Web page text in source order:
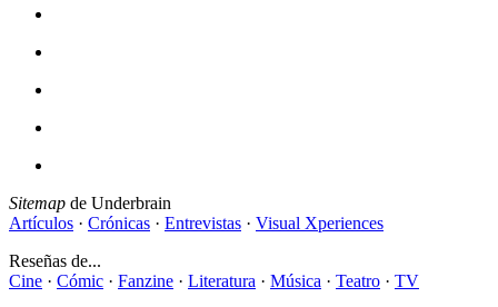
Sitemap de Underbrain
Artículos · Crónicas · Entrevistas · Visual Xperiences
Reseñas de...
Cine · Cómic · Fanzine · Literatura · Música · Teatro · TV